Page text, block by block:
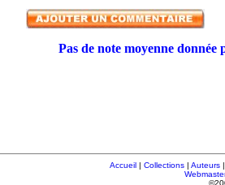
Pas de note moyenne
Accueil | Collections | Auteurs